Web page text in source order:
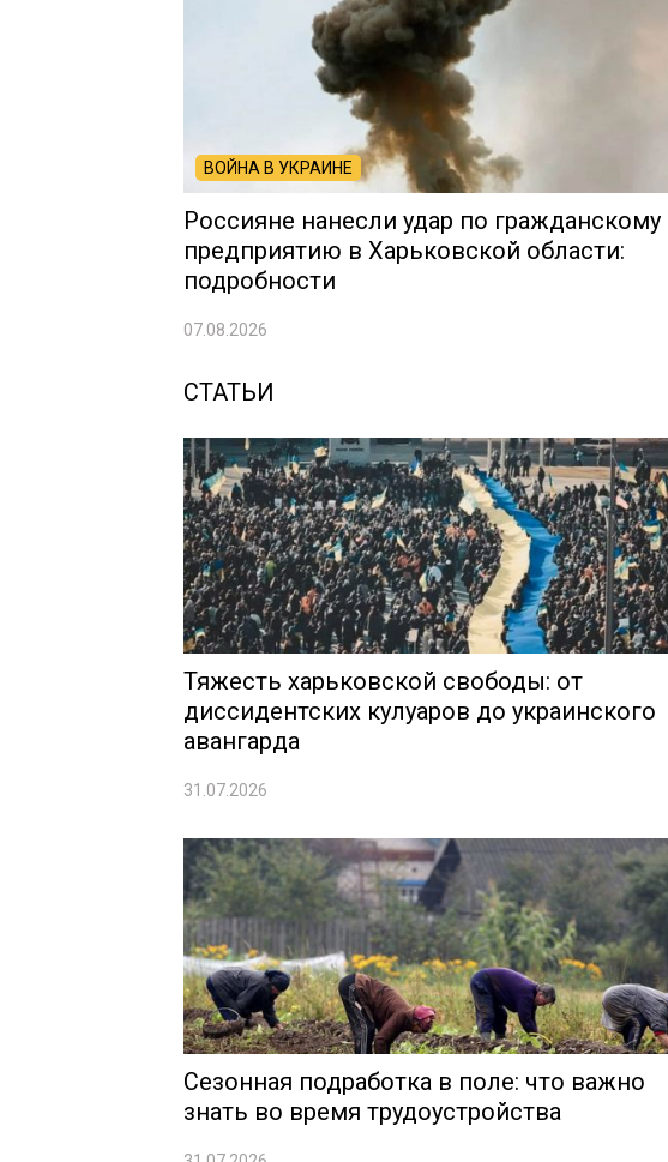
ВОЙНА В УКРАИНЕ
Россияне нанесли удар по гражданскому
предприятию в Харьковской области:
подробности
07.08.2026
СТАТЬИ
Тяжесть харьковской свободы: от
диссидентских кулуаров до украинского
авангарда
31.07.2026
Сезонная подработка в поле: что важно
знать во время трудоустройства